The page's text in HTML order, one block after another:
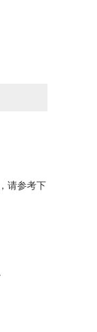
请参考下